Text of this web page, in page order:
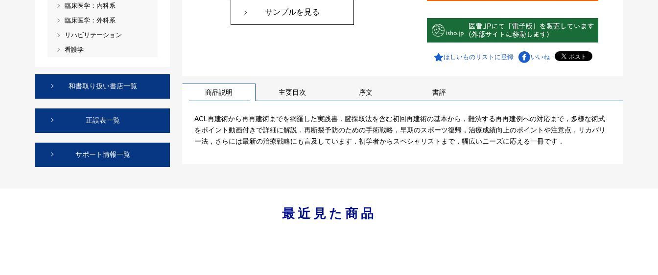
サンプルを見る
ほしいものリストに登録 いいね
商品説明 主要目次 序文 書評
ACL再建術から再再建術までを網羅した実践書．腱採取法を含む初回再建術の基本から，難渋する再再建例への対応まで，多様な術式
をポイント動画付きで詳細に解説．再断裂予防のための手術戦略，早期のスポーツ復帰，治療成績向上のポイントや注意点，リカバリ
ー法，さらには最新の治療戦略にも言及しています．初学者からスペシャリストまで，幅広いニーズに応える一冊です．
臨床医学：内科系
臨床医学：外科系
リハビリテーション
看護学
和書取り扱い書店一覧
正誤表一覧
サポート情報一覧
最近見た商品